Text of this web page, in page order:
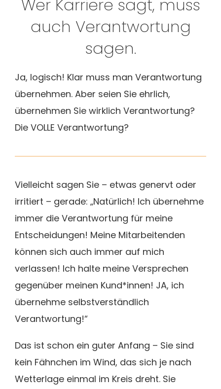
Wer Karriere sagt, muss
auch Verantwortung
sagen.
Ja, logisch! Klar muss man Verantwortung
übernehmen. Aber seien Sie ehrlich,
übernehmen Sie wirklich Verantwortung?
Die VOLLE Verantwortung?
Vielleicht sagen Sie – etwas genervt oder
irritiert – gerade: „Natürlich! Ich übernehme
immer die Verantwortung für meine
Entscheidungen! Meine Mitarbeitenden
können sich auch immer auf mich
verlassen! Ich halte meine Versprechen
gegenüber meinen Kund*innen! JA, ich
übernehme selbstverständlich
Verantwortung!“
Das ist schon ein guter Anfang – Sie sind
kein Fähnchen im Wind, das sich je nach
Wetterlage einmal im Kreis dreht. Sie